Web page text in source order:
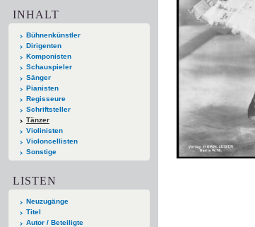
INHALT
Bühnenkünstler
Dirigenten
Komponisten
Schauspieler
Sänger
Pianisten
Regisseure
Schriftsteller
Tänzer
Violinisten
Violoncellisten
Sonstige
LISTEN
Neuzugänge
Titel
Autor / Beteiligte